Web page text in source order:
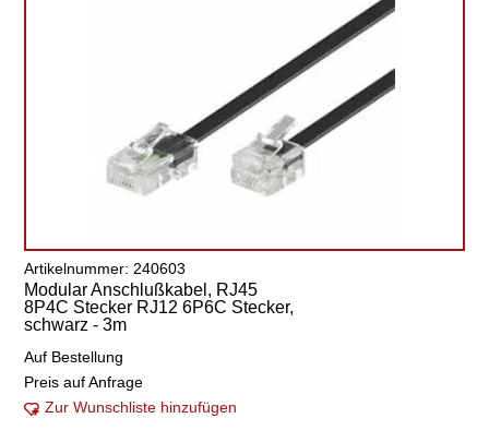
Artikelnummer: 240603
Modular Anschlußkabel, RJ45
8P4C Stecker RJ12 6P6C Stecker,
schwarz - 3m
Auf Bestellung
Preis auf Anfrage
Zur Wunschliste hinzufügen